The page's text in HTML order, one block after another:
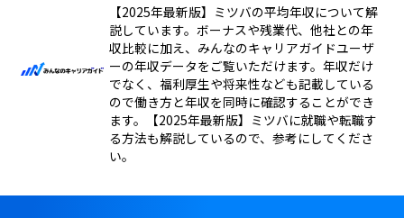
【2025年最新版】ミツバの平均年収について解
説しています。ボーナスや残業代、他社との年
収比較に加え、みんなのキャリアガイドユーザ
ーの年収データをご覧いただけます。年収だけ
でなく、福利厚生や将来性なども記載している
ので働き方と年収を同時に確認することができ
ます。【2025年最新版】ミツバに就職や転職す
る方法も解説しているので、参考にしてくださ
い。